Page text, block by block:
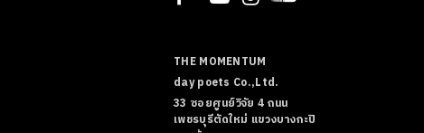
THE MOMENTUM
day poets Co.,Ltd.
33 ซอยศูนย์วิจัย 4 ถนน
เพชรบุรีตัดใหม่ แขวงบางกะปิ